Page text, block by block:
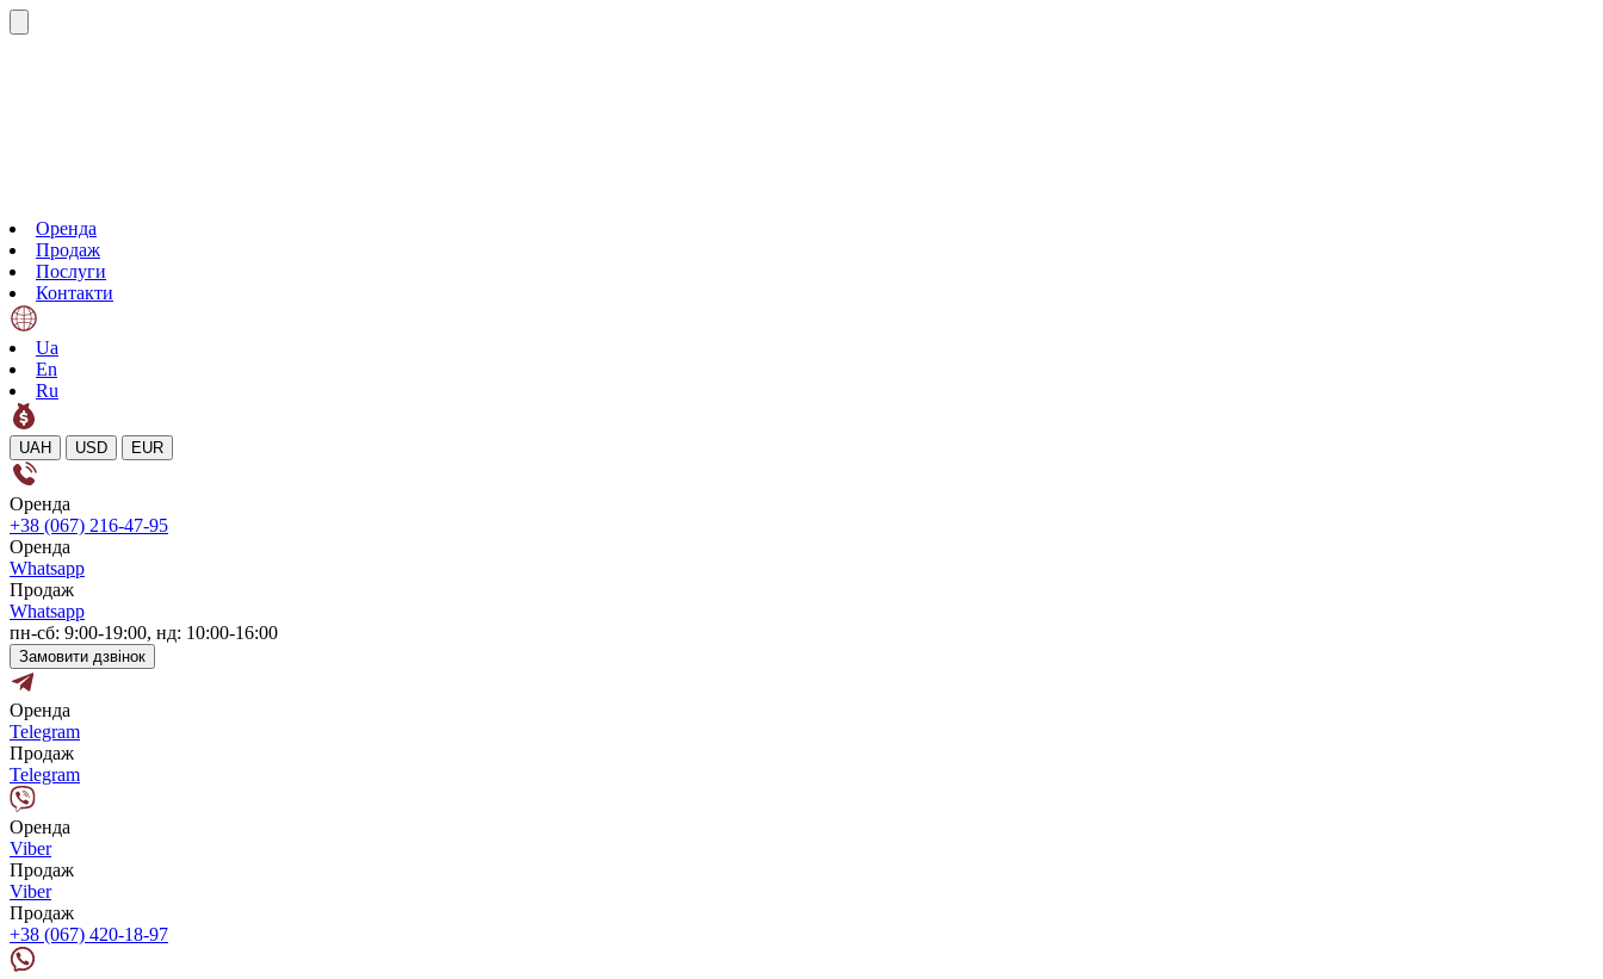
Оренда
Продаж
Послуги
Контакти
Ua
En
Ru
UAH USD EUR
Оренда
+38 (067) 216-47-95
Оренда
Whatsapp
Продаж
Whatsapp
пн-сб: 9:00-19:00, нд: 10:00-16:00
Замовити дзвінок
Оренда
Telegram
Продаж
Telegram
Оренда
Viber
Продаж
Viber
Продаж
+38 (067) 420-18-97